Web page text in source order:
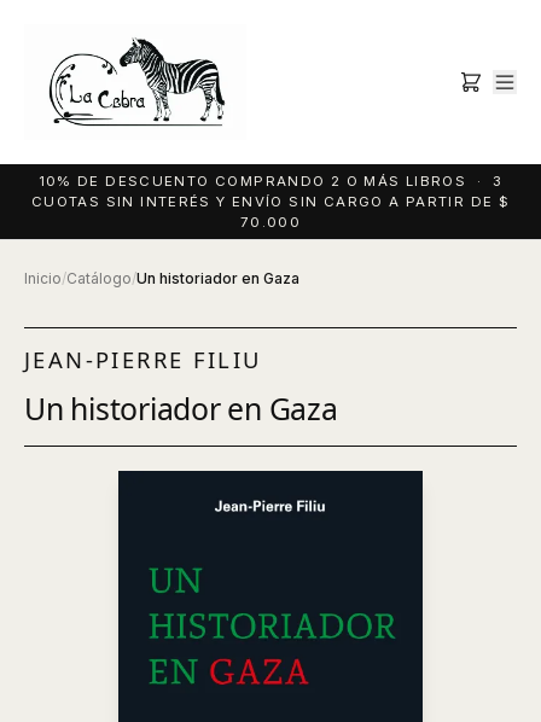
10% DE DESCUENTO COMPRANDO 2 O MÁS LIBROS · 3
CUOTAS SIN INTERÉS Y ENVÍO SIN CARGO A PARTIR DE $
70.000
Inicio/Catálogo/Un historiador en Gaza
JEAN-PIERRE FILIU
Un historiador en Gaza